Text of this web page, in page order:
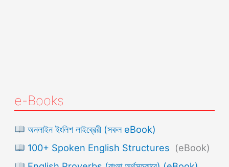
e-Books
অনলাইন ইংলিশ লাইব্রেরী (সকল eBook)
100+ Spoken English Structures (eBook)